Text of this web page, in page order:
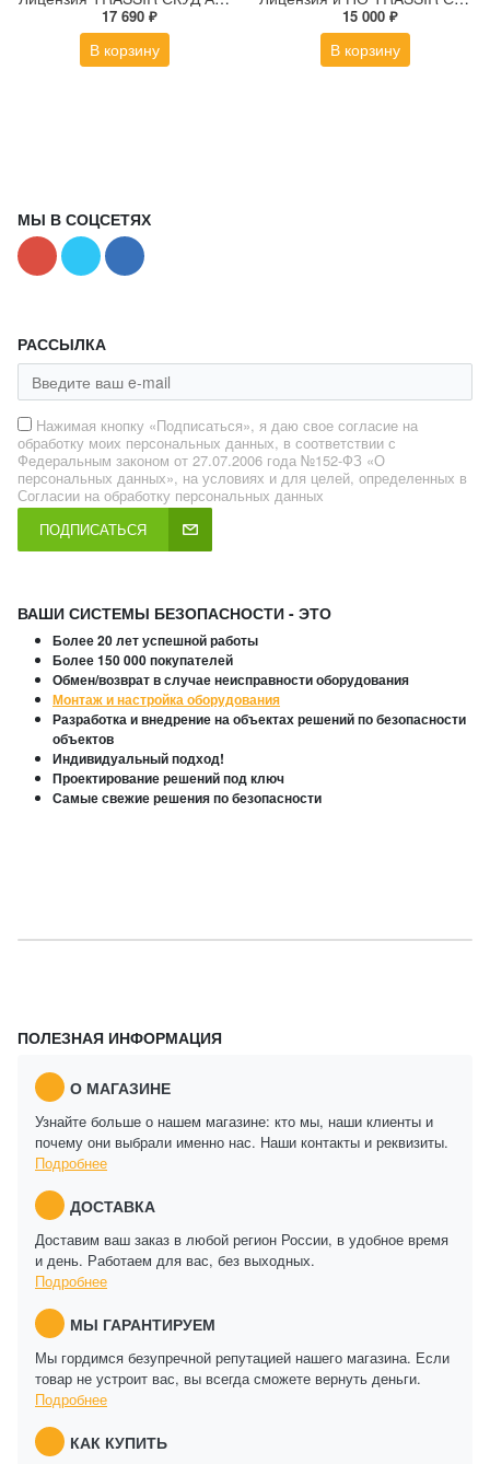
17 690 ₽
В корзину
15 000 ₽
В корзину
МЫ В СОЦСЕТЯХ
РАССЫЛКА
Нажимая кнопку «Подписаться», я даю свое согласие на
обработку моих персональных данных, в соответствии с
Федеральным законом от 27.07.2006 года №152-ФЗ «О
персональных данных», на условиях и для целей, определенных в
Согласии на обработку персональных данных
ПОДПИСАТЬСЯ
ВАШИ СИСТЕМЫ БЕЗОПАСНОСТИ - ЭТО
Более 20 лет успешной работы
Более 150 000 покупателей
Обмен/возврат в случае неисправности оборудования
Монтаж и настройка оборудования
Разработка и внедрение на объектах решений по безопасности
объектов
Индивидуальный подход!
Проектирование решений под ключ
Самые свежие решения по безопасности
ПОЛЕЗНАЯ ИНФОРМАЦИЯ
О МАГАЗИНЕ
Узнайте больше о нашем магазине: кто мы, наши клиенты и
почему они выбрали именно нас. Наши контакты и реквизиты.
Подробнее
ДОСТАВКА
Доставим ваш заказ в любой регион России, в удобное время
и день. Работаем для вас, без выходных.
Подробнее
МЫ ГАРАНТИРУЕМ
Мы гордимся безупречной репутацией нашего магазина. Если
товар не устроит вас, вы всегда сможете вернуть деньги.
Подробнее
КАК КУПИТЬ